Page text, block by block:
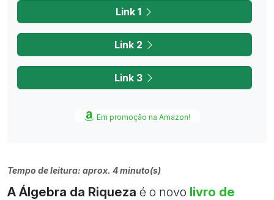
Link 1
Link 2
Link 3
Em promoção na Amazon!
Tempo de leitura: aprox. 4 minuto(s)
A Álgebra da Riqueza é o novo livro de